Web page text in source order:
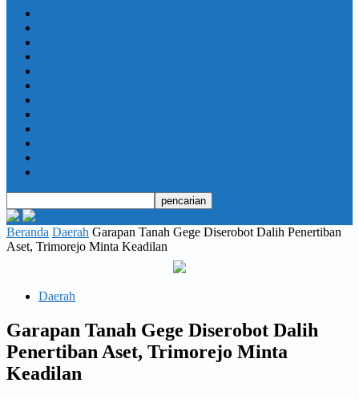
Beranda Daerah Garapan Tanah Gege Diserobot Dalih Penertiban
Aset, Trimorejo Minta Keadilan
Daerah
Garapan Tanah Gege Diserobot Dalih
Penertiban Aset, Trimorejo Minta
Keadilan